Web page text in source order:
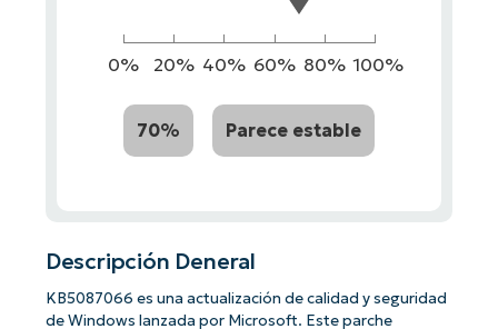
0% 20% 40% 60% 80% 100%
70% Parece estable
Descripción Deneral
KB5087066 es una actualización de calidad y seguridad
de Windows lanzada por Microsoft. Este parche